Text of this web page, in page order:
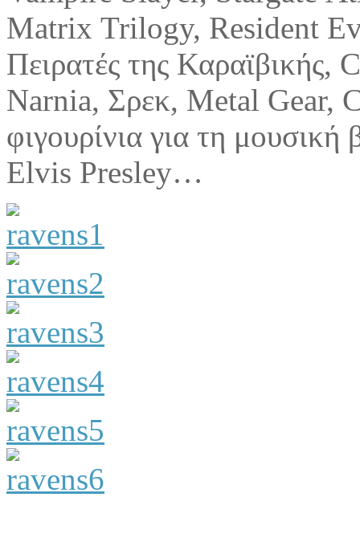
Matrix Trilogy, Resident
Πειρατές της Καραϊβικής,
Narnia, Σρεκ, Metal Gear,
φιγουρίνια για τη
Elvis Presley…